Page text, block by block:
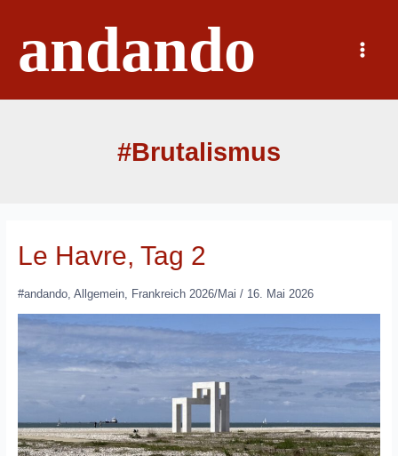
springenandando
Main
Menu
#Brutalismus
Le Havre, Tag 2
#andando, Allgemein, Frankreich 2026/Mai / 16. Mai 2026